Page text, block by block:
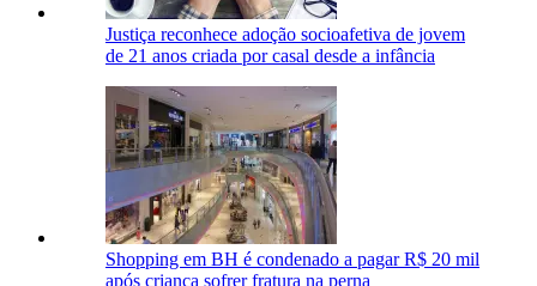
Justiça reconhece adoção socioafetiva de jovem
de 21 anos criada por casal desde a infância
Shopping em BH é condenado a pagar R$ 20 mil
após criança sofrer fratura na perna